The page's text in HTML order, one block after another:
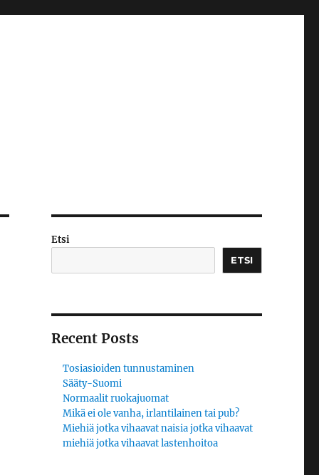
Etsi
ETSI
Recent Posts
Tosiasioiden tunnustaminen
Sääty-Suomi
Normaalit ruokajuomat
Mikä ei ole vanha, irlantilainen tai pub?
Miehiä jotka vihaavat naisia jotka vihaavat
miehiä jotka vihaavat lastenhoitoa